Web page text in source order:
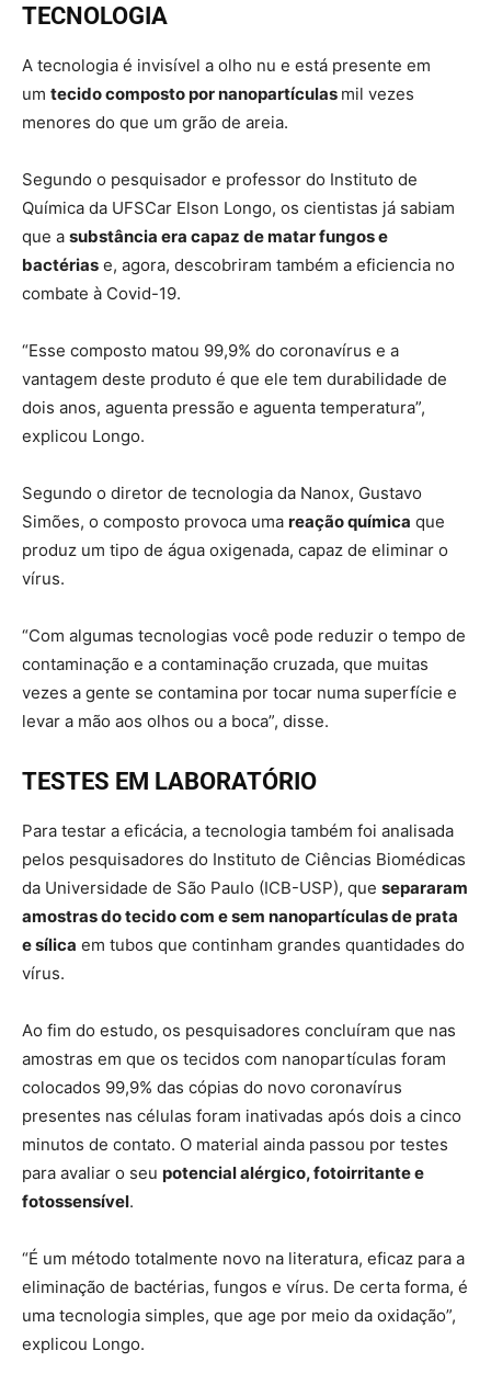
TECNOLOGIA
A tecnologia é invisível a olho nu e está presente em
um tecido composto por nanopartículas mil vezes
menores do que um grão de areia.
Segundo o pesquisador e professor do Instituto de
Química da UFSCar Elson Longo, os cientistas já sabiam
que a substância era capaz de matar fungos e
bactérias e, agora, descobriram também a eficiencia no
combate à Covid-19.
“Esse composto matou 99,9% do coronavírus e a
vantagem deste produto é que ele tem durabilidade de
dois anos, aguenta pressão e aguenta temperatura”,
explicou Longo.
Segundo o diretor de tecnologia da Nanox, Gustavo
Simões, o composto provoca uma reação química que
produz um tipo de água oxigenada, capaz de eliminar o
vírus.
“Com algumas tecnologias você pode reduzir o tempo de
contaminação e a contaminação cruzada, que muitas
vezes a gente se contamina por tocar numa superfície e
levar a mão aos olhos ou a boca”, disse.
TESTES EM LABORATÓRIO
Para testar a eficácia, a tecnologia também foi analisada
pelos pesquisadores do Instituto de Ciências Biomédicas
da Universidade de São Paulo (ICB-USP), que separaram
amostras do tecido com e sem nanopartículas de prata
e sílica em tubos que continham grandes quantidades do
vírus.
Ao fim do estudo, os pesquisadores concluíram que nas
amostras em que os tecidos com nanopartículas foram
colocados 99,9% das cópias do novo coronavírus
presentes nas células foram inativadas após dois a cinco
minutos de contato. O material ainda passou por testes
para avaliar o seu potencial alérgico, fotoirritante e
fotossensível.
“É um método totalmente novo na literatura, eficaz para a
eliminação de bactérias, fungos e vírus. De certa forma, é
uma tecnologia simples, que age por meio da oxidação”,
explicou Longo.